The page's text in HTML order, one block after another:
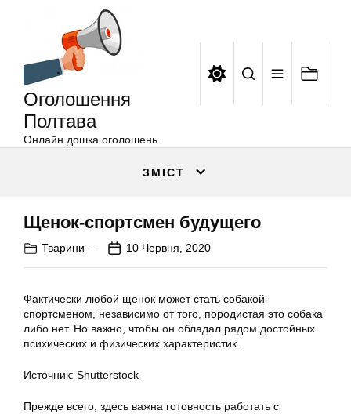
Оголошення
Полтава
Онлайн дошка оголошень
ЗМІСТ
Щенок-спортсмен будущего
Тварини 10 Червня, 2020
Фактически любой щенок может стать собакой-
спортсменом, независимо от того, породистая это собака
либо нет. Но важно, чтобы он обладал рядом достойных
психических и физических характеристик.
Источник: Shutterstock
Прежде всего, здесь важна готовность работать с